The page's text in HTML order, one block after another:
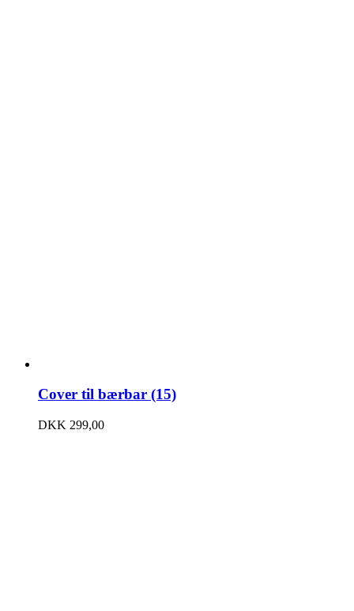
Cover til bærbar (15)
DKK 299,00